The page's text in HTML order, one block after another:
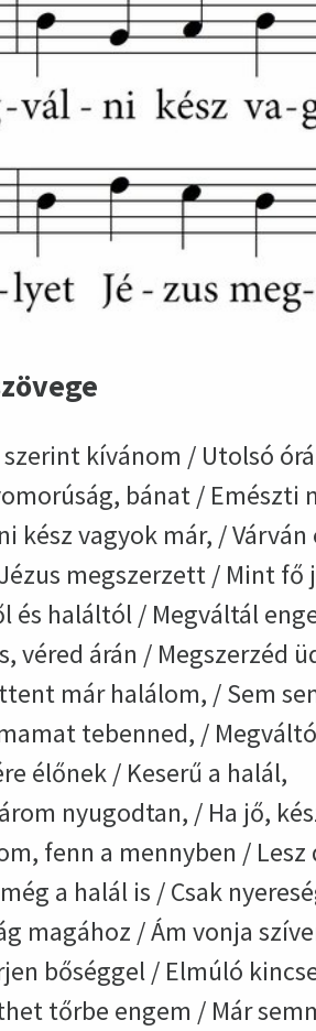
szerint kívánom / Utolsó
bánat / Emészti
kész vagyok már, /
megszerzett / Mint
és haláltól / Megváltál
véred árán / Megszerzéd
már halálom, / Sem
tebenned, /
élőnek / Keserű a halál,
nyugodtan, / Ha jő,
fenn a mennyben /
a halál is / Csak
magához / Ám vonja
bőséggel / Elmúló
tőrbe engem / Már